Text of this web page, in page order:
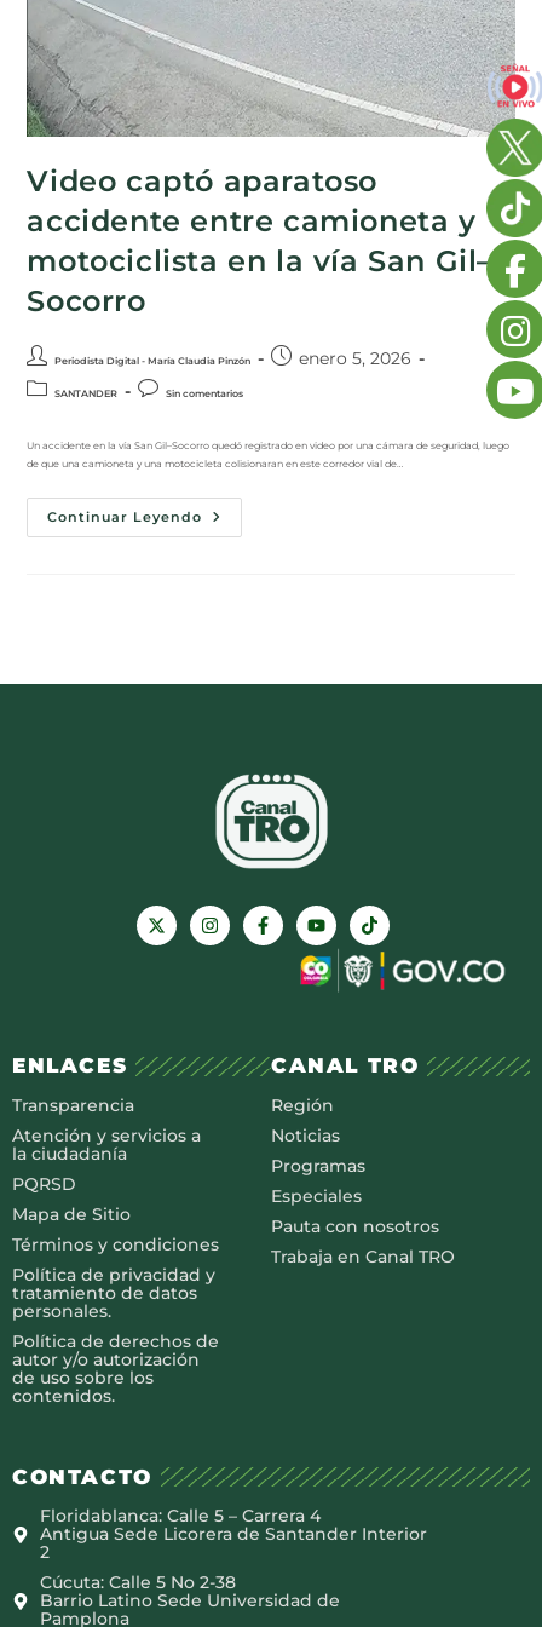
Video captó aparatoso
accidente entre camioneta y
motociclista en la vía San Gil–
Socorro
Periodista Digital - María Claudia Pinzón enero 5, 2026
SANTANDER Sin comentarios
Un accidente en la vía San Gil–Socorro quedó registrado en video por una cámara de seguridad, luego
de que una camioneta y una motocicleta colisionaran en este corredor vial de…
Continuar Leyendo
ENLACES
Transparencia
Atención y servicios a
la ciudadanía
PQRSD
Mapa de Sitio
Términos y condiciones
Política de privacidad y
tratamiento de datos
personales.
Política de derechos de
autor y/o autorización
de uso sobre los
contenidos.
CANAL TRO
Región
Noticias
Programas
Especiales
Pauta con nosotros
Trabaja en Canal TRO
CONTACTO
Floridablanca: Calle 5 – Carrera 4
Antigua Sede Licorera de Santander Interior
2
Cúcuta: Calle 5 No 2-38
Barrio Latino Sede Universidad de
Pamplona